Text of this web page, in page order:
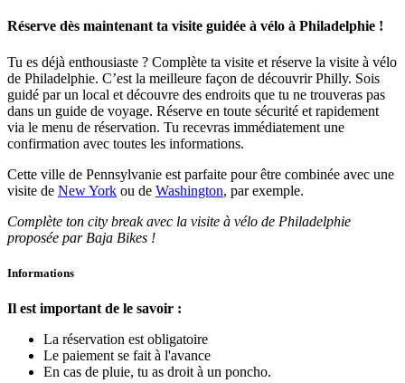
Réserve dès maintenant ta visite guidée à vélo à Philadelphie !
Tu es déjà enthousiaste ? Complète ta visite et réserve la visite à vélo
de Philadelphie. C’est la meilleure façon de découvrir Philly. Sois
guidé par un local et découvre des endroits que tu ne trouveras pas
dans un guide de voyage. Réserve en toute sécurité et rapidement
via le menu de réservation. Tu recevras immédiatement une
confirmation avec toutes les informations.
Cette ville de Pennsylvanie est parfaite pour être combinée avec une
visite de New York ou de Washington, par exemple.
Complète ton city break avec la visite à vélo de Philadelphie
proposée par Baja Bikes !
Informations
Il est important de le savoir :
La réservation est obligatoire
Le paiement se fait à l'avance
En cas de pluie, tu as droit à un poncho.